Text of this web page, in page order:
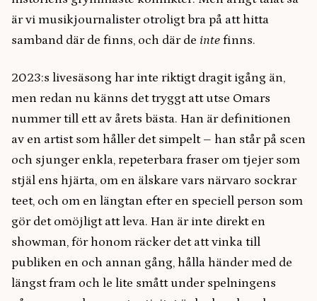
är vi musikjournalister otroligt bra på att hitta
samband där de finns, och där de inte finns.
2023:s livesäsong har inte riktigt dragit igång än,
men redan nu känns det tryggt att utse Omars
nummer till ett av årets bästa. Han är definitionen
av en artist som håller det simpelt – han står på scen
och sjunger enkla, repeterbara fraser om tjejer som
stjäl ens hjärta, om en älskare vars närvaro sockrar
teet, och om en längtan efter en speciell person som
gör det omöjligt att leva. Han är inte direkt en
showman, för honom räcker det att vinka till
publiken en och annan gång, hålla händer med de
längst fram och le lite smått under spelningens